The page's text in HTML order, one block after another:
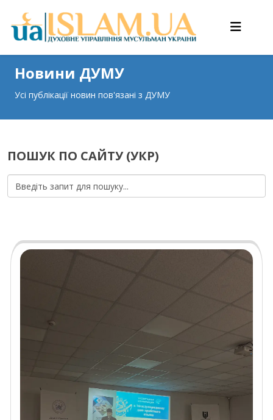
Новини ДУМУ
Усі публікації новин пов'язані з ДУМУ
ПОШУК ПО САЙТУ (УКР)